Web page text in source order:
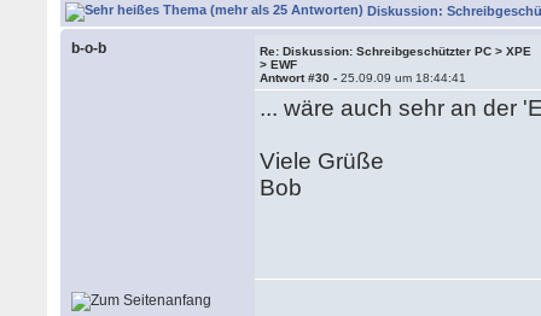
Diskussion:
b-o-b
Re: Diskussion: Schreibgeschützter PC > XPE
> EWF
Antwort #30 -25.09.09 um 18:44:41
... wäre auch sehr an der
Viele Grüße
Bob